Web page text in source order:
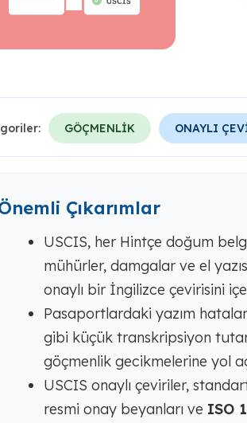
GÖÇMENLİK ONAYLI
Çıkarımlar
USCIS, her Hintçe doğum
mühürler, damgalar ve el
onaylı bir İngilizce çevirisini
Pasaportlardaki yazım
gibi küçük transkripsiyon
göçmenlik gecikmelerine yol
USCIS onaylı çeviriler,
resmi onay beyanları ve ISO